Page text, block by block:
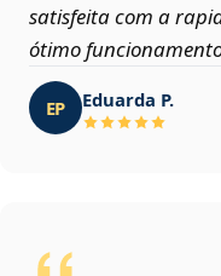
satisfeita com a
ótimo
EP Eduarda P.